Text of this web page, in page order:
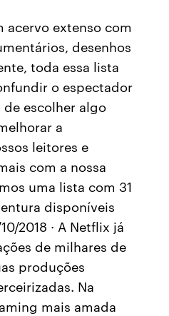
acervo extenso com
desenhos
toda essa lista
o espectador
escolher algo
a
leitores e
com a nossa
uma lista com 31
disponíveis
2018 · A Netflix já
de milhares de
produções
Na
mais amada